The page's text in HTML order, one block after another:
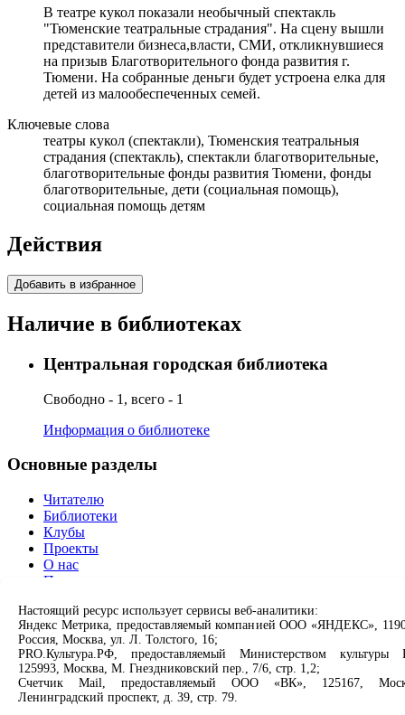
В театре кукол показали необычный спектакль
"Тюменские театральные страдания". На сцену вышли
представители бизнеса,власти, СМИ, откликнувшиеся
на призыв Благотворительного фонда развития г.
Тюмени. На собранные деньги будет устроена елка для
детей из малообеспеченных семей.
Ключевые слова
театры кукол (спектакли), Тюменския театральныя
страдания (спектакль), спектакли благотворительные,
благотворительные фонды развития Тюмени, фонды
благотворительные, дети (социальная помощь),
социальная помощь детям
Действия
Добавить в избранное
Наличие в библиотеках
Центральная городская библиотека
Свободно - 1, всего - 1
Информация о библиотеке
Основные разделы
Читателю
Библиотеки
Клубы
Проекты
О нас
Партнерам
Сервисы
Продлить книгу
Спроси библиотекаря
Спроси краеведа
Оцените качество услуг
Настоящий ресурс использует сервисы веб-аналитики:
Яндекс Метрика, предоставляемый компанией ООО «ЯНДЕКС»,
Россия, Москва, ул. Л. Толстого, 16;
PRO.Культура.РФ, предоставляемый Министерством культуры
125993, Москва, М. Гнездниковский пер., 7/6, стр. 1,2;
Счетчик Mail, предоставляемый ООО «ВК», 125167,
Ленинградский проспект, д. 39, стр. 79.